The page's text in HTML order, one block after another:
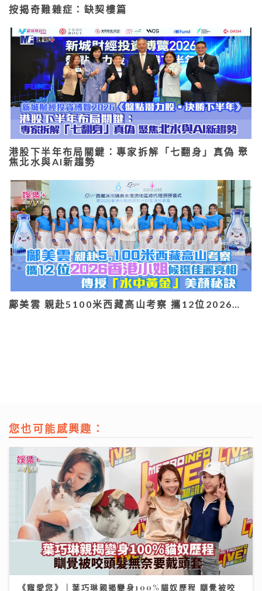
按揭奇難雜症：缺契樓篇
港股下半年布局關鍵：專家拆解「七翻身」真偽 聚
焦北水與AI新趨勢
鄺美雲 親赴5100米西藏高山考察 攜12位2026…
您也可能感興趣：
《寵愛您》｜葉巧琳親揭變身100%貓奴歷程 瞓覺被咬